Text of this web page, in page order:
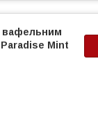
вафельним
Mint